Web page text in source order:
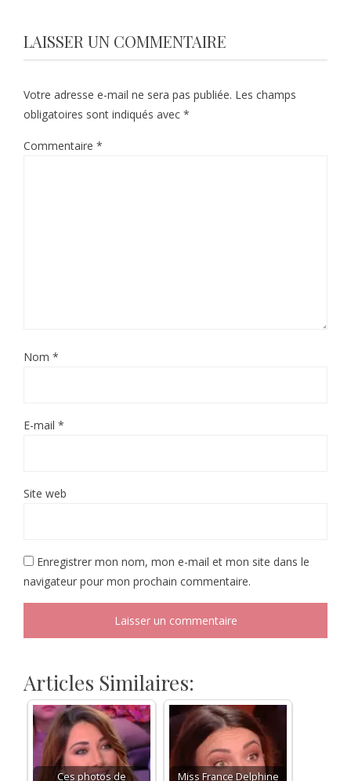
LAISSER UN COMMENTAIRE
Votre adresse e-mail ne sera pas publiée. Les champs
obligatoires sont indiqués avec *
Commentaire *
Nom *
E-mail *
Site web
Enregistrer mon nom, mon e-mail et mon site dans le
navigateur pour mon prochain commentaire.
Articles Similaires:
Ces photos de
Miss France Delphine